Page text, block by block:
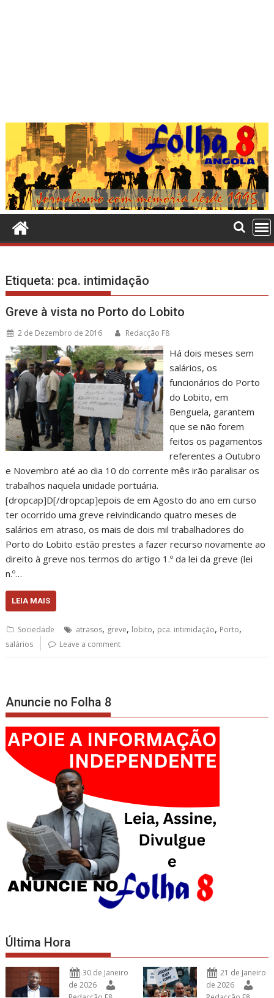
Etiqueta: pca. intimidação
Greve à vista no Porto do Lobito
2 de Dezembro de 2016 Redacção F8
Há dois meses sem
salários, os
funcionários do Porto
do Lobito, em
Benguela, garantem
que se não forem
feitos os pagamentos
referentes a Outubro
e Novembro até ao dia 10 do corrente mês irão paralisar os
trabalhos naquela unidade portuária.
[dropcap]D[/dropcap]epois de em Agosto do ano em curso
ter ocorrido uma greve reivindicando quatro meses de
salários em atraso, os mais de dois mil trabalhadores do
Porto do Lobito estão prestes a fazer recurso novamente ao
direito à greve nos termos do artigo 1.º da lei da greve (lei
n.º…
LEIA MAIS
Sociedade atrasos, greve, lobito, pca. intimidação, Porto,
salários Leave a comment
Anuncie no Folha 8
Última Hora
30 de Janeiro
de 2026
21 de Janeiro
de 2026